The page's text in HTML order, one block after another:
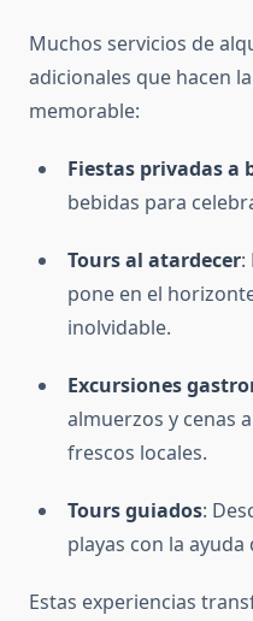
Muchos servicios de
adicionales que hacen
memorable:
Fiestas privadas a
bebidas para
Tours al atardecer:
pone en el
inolvidable.
Excursiones
almuerzos y cenas
frescos locales.
Tours guiados:
playas con la
Estas experiencias